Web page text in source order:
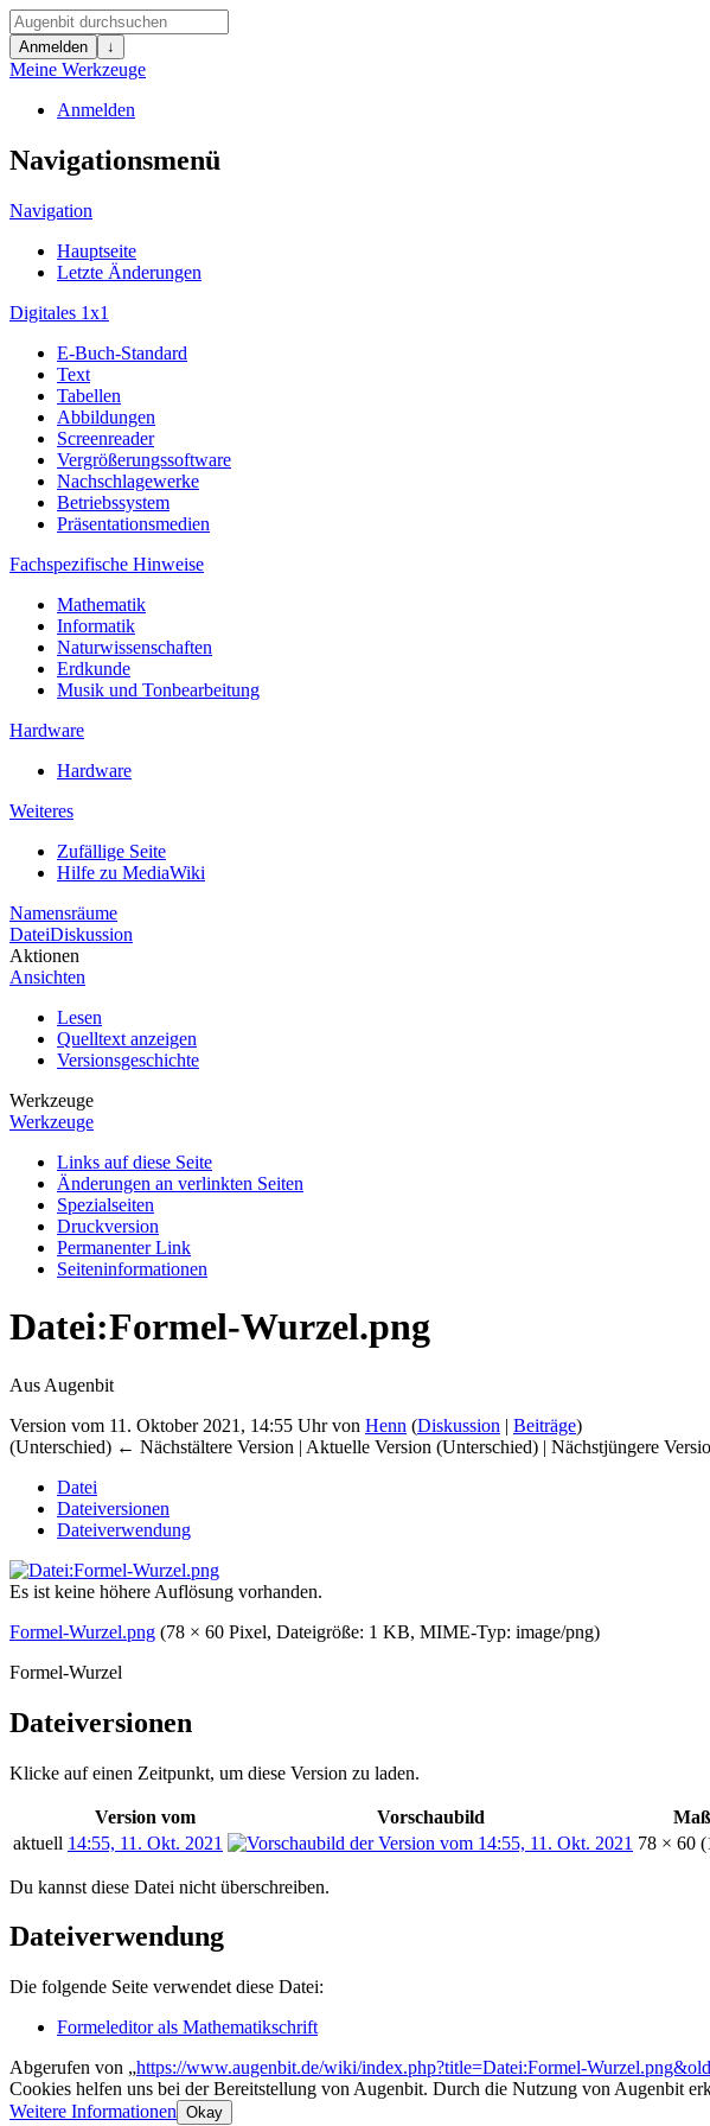
Anmelden ↓
Meine Werkzeuge
Anmelden
Navigationsmenü
Navigation
Hauptseite
Letzte Änderungen
Digitales 1x1
E-Buch-Standard
Text
Tabellen
Abbildungen
Screenreader
Vergrößerungssoftware
Nachschlagewerke
Betriebssystem
Präsentationsmedien
Fachspezifische Hinweise
Mathematik
Informatik
Naturwissenschaften
Erdkunde
Musik und Tonbearbeitung
Hardware
Hardware
Weiteres
Zufällige Seite
Hilfe zu MediaWiki
Namensräume
DateiDiskussion
Aktionen
Ansichten
Lesen
Quelltext anzeigen
Versionsgeschichte
Werkzeuge
Werkzeuge
Links auf diese Seite
Änderungen an verlinkten Seiten
Spezialseiten
Druckversion
Permanenter Link
Seiten­­informationen
Datei:Formel-Wurzel.png
Aus Augenbit
Version vom 11. Oktober 2021, 14:55 Uhr von Henn (Diskussion | Beiträge)
(Unterschied) ← Nächstältere Version | Aktuelle Version (Unterschied) | Nächstjüngere
Datei
Dateiversionen
Dateiverwendung
Es ist keine höhere Auflösung vorhanden.
Formel-Wurzel.png (78 × 60 Pixel, Dateigröße: 1 KB, MIME-Typ: image/png)
Formel-Wurzel
Dateiversionen
Klicke auf einen Zeitpunkt, um diese Version zu laden.
Version vom Vorschaubild
aktuell 14:55, 11. Okt. 2021 78 × 60
Du kannst diese Datei nicht überschreiben.
Dateiverwendung
Die folgende Seite verwendet diese Datei:
Formeleditor als Mathematikschrift
Abgerufen von „https://www.augenbit.de/wiki/index.php?title=Datei:Formel-
Cookies helfen uns bei der Bereitstellung von Augenbit. Durch die Nutzung von Augenbit
Weitere Informationen Okay